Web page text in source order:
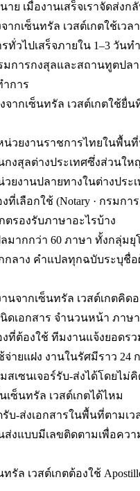
าย เมื่องานเสร็จเราจัดส่งก
ากเซ็นทรัล เวสต์เกตใช้เวล
ทั่วไปเสร็จภายใน 1–3 วัน
มการกงสุลและสถานทูตปลา
ำการ
จากเซ็นทรัล เวสต์เกตใช้ยื่
น่วยงานราชการไทยในพื้น
กงสุลต่างประเทศซึ่งส่วนให
วยงานปลายทางในต่างประ
ที่เลือกใช้ (Notary · กรมการ
ตรองรับภาษาอะไรบ้าง
มากกว่า 60 ภาษา ทั้งกลุ่มยุ
กลาง คำแปลทุกฉบับระบุชื่อ
นจากเซ็นทรัล เวสต์เกตคิดอ
ดเอกสาร จำนวนหน้า ภาษ
งที่ต้องใช้ ทีมงานแจ้งยอดร
ายแฝง งานในรัศมีราว 24
เซนเจอร์รับ-ส่งได้โดยไม่คิ
เซ็นทรัล เวสต์เกตได้ไหม
รับ-ส่งเอกสารในพื้นที่ตามเ
ส่งแบบมีเลขติดตามเพื่อคว
ทรัล เวสต์เกตต้องใช้